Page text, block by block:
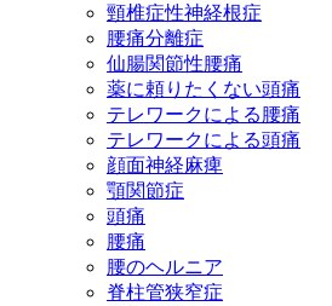
頸椎症性神経根症
腰痛分離症
仙腸関節性腰痛
薬に頼りたくない頭痛
テレワークによる腰痛
テレワークによる頭痛
顔面神経麻痺
顎関節症
頭痛
腰痛
腰のヘルニア
脊柱管狭窄症